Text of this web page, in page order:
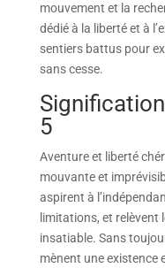
mouvement et la
dédié à la liberté et à
sentiers battus pour
sans cesse.
5
Aventure et liberté
mouvante et
aspirent à
limitations, et relèvent
insatiable. Sans
mènent une existence